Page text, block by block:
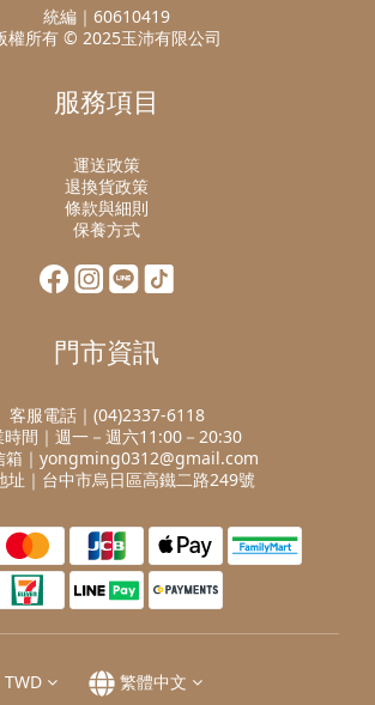
統編｜60610419
權所有 © 2025玉沛有限公司
服務項目
運送政策
退換貨政策
條款與細則
保養方式
門市資訊
客服電話｜(04)2337-6118
時間｜週一－週六11:00－20:30
箱｜yongming0312@gmail.com
址｜台中市烏日區高鐵二路249號
TWD 繁體中文